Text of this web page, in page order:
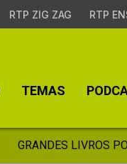
RTP ZIG ZAG RTP
TEMAS
GRANDES LIVROS